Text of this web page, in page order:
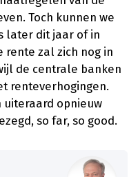
Toch kunnen we
later dit jaar of in
rente zal zich nog in
de centrale banken
renteverhogingen.
uiteraard opnieuw
so far, so good.